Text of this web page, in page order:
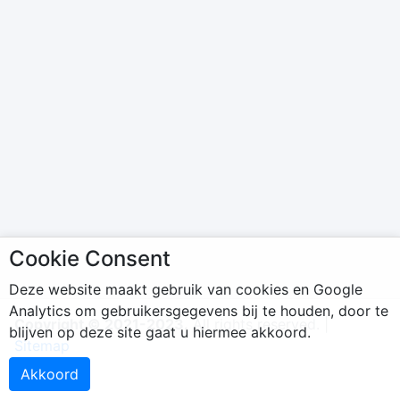
Cookie Consent
Deze website maakt gebruik van cookies en Google
Analytics om gebruikersgegevens bij te houden, door te
blijven op deze site gaat u hiermee akkoord.
Akkoord
Copyright © 2021-2023. All rights reserved. |
Sitemap